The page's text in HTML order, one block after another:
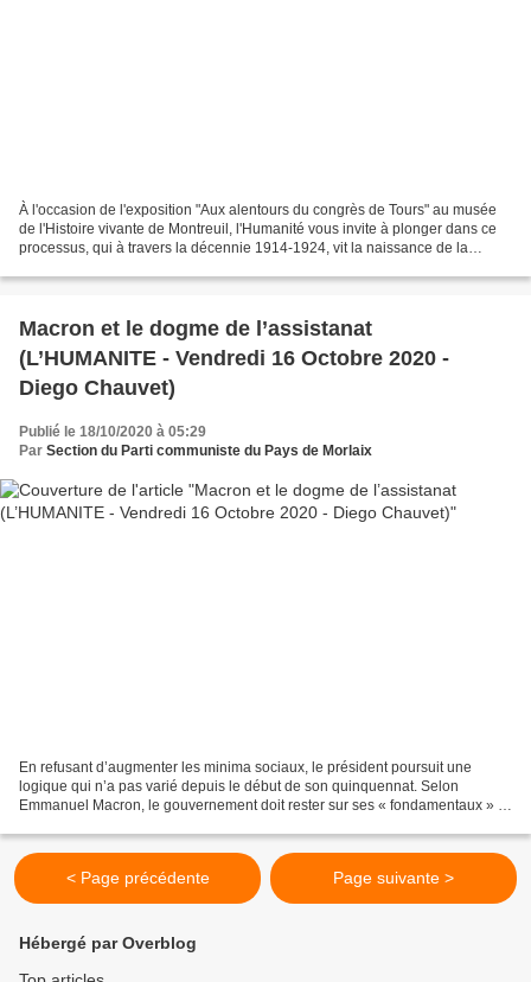
À l'occasion de l'exposition "Aux alentours du congrès de Tours" au musée
de l'Histoire vivante de Montreuil, l'Humanité vous invite à plonger dans ce
processus, qui à travers la décennie 1914-1924, vit la naissance de la
Macron et le dogme de l’assistanat
(L’HUMANITE - Vendredi 16 Octobre 2020 -
Diego Chauvet)
Publié le 18/10/2020 à 05:29
Par Section du Parti communiste du Pays de Morlaix
En refusant d’augmenter les minima sociaux, le président poursuit une
logique qui n’a pas varié depuis le début de son quinquennat. Selon
Emmanuel Macron, le gouvernement doit rester sur ses « fondamentaux » :
< Page précédente Page suivante >
Hébergé par Overblog